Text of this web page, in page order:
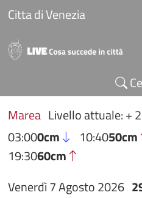
Salta al contenuto principale
Citta di Venezia
Marea Livello attuale: +
03:000cm 10:4050cm
19:3060cm
Venerdì 7 Agosto 2026